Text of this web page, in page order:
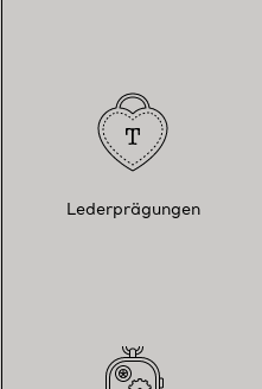
Lederprägungen